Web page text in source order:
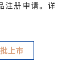
注册申请。详
上市